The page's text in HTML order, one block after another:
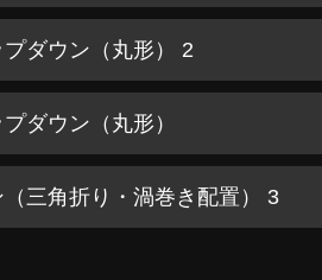
ダウン（丸形） 2
ダウン（丸形）
三角折り・渦巻き配置） 3